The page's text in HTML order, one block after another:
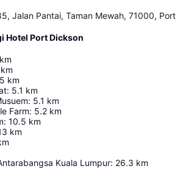
Jalan Pantai, Taman Mewah, 71000, Port
Hotel Port Dickson
km
km
5 km
: 5.1 km
: 5.1 km
Farm: 5.2 km
: 10.5 km
km
Kuala Lumpur: 26.3 km